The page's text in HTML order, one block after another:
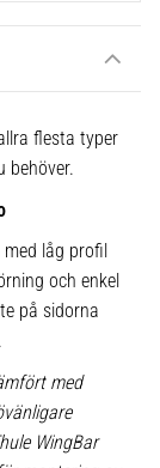
flesta typer
behöver.
låg profil
och enkel
på sidorna
med
WingBar